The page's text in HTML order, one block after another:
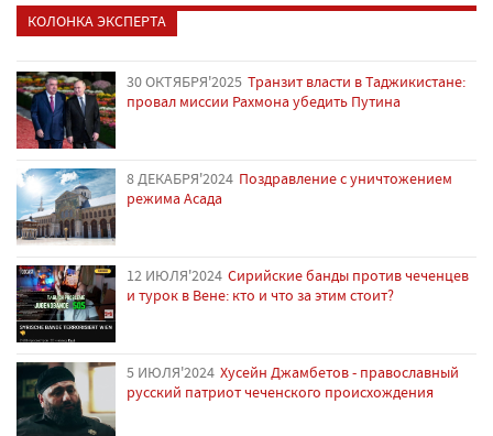
КОЛОНКА ЭКСПЕРТА
30 ОКТЯБРЯ'2025 Транзит власти в Таджикистане:
провал миссии Рахмона убедить Путина
8 ДЕКАБРЯ'2024 Поздравление с уничтожением
режима Асада
12 ИЮЛЯ'2024 Сирийские банды против чеченцев
и турок в Вене: кто и что за этим стоит?
5 ИЮЛЯ'2024 Хусейн Джамбетов - православный
русский патриот чеченского происхождения